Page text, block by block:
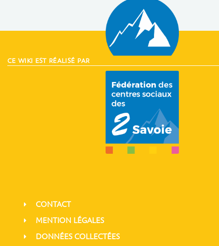
CE WIKI EST RÉALISÉ PAR
CONTACT
MENTION LÉGALES
DONNÉES COLLECTÉES